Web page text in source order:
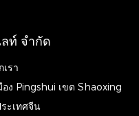
ท์ จำกัด
รา
ง Pingshui เขต Shaoxing
ะเทศจีน